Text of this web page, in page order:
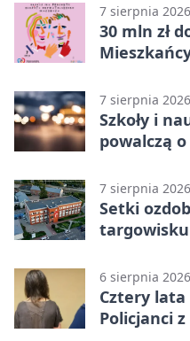
7 sierpnia 2026
30 mln zł
7 sierpnia 2026
Szkoły i
powalczą
7 sierpnia 2026
Setki
6 sierpnia 2026
Cztery lata
Policjanci